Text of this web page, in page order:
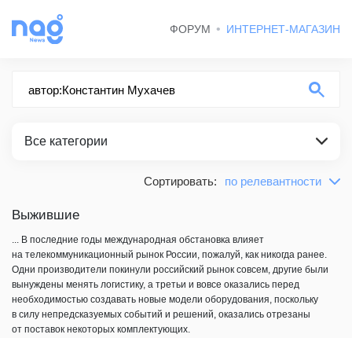
ФОРУМ ИНТЕРНЕТ-МАГАЗИН
Все категории
СТАТЬИ
Сортировать: по релевантности
по релевантности
Выжившие
... В последние годы международная обстановка влияет
на телекоммуникационный рынок России, пожалуй, как никогда ранее.
Одни производители покинули российский рынок совсем, другие были
вынуждены менять логистику, а третьи и вовсе оказались перед
необходимостью создавать новые модели оборудования, поскольку
в силу непредсказуемых событий и решений, оказались отрезаны
от поставок некоторых комплектующих.